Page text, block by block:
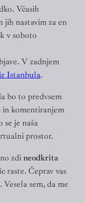
Včasih
jih nastavim za en
v soboto
V zadnjem
Istanbula.
bo to predvsem
in komentiranjem
je naša
prostor.
zdineodkrita
raste. Čeprav vas
sem, da me